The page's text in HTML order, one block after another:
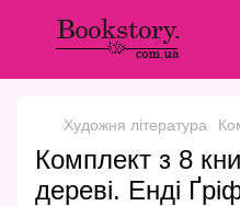
Художня література
Комплект з 8
дереві. Енді